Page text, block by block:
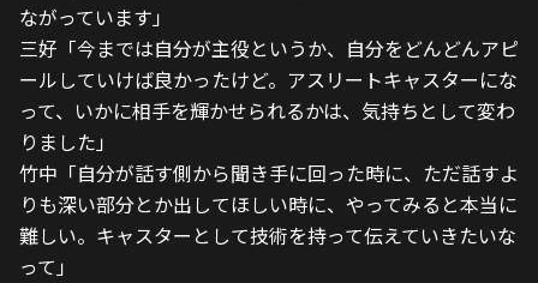
ながっています」
三好「今までは自分が主役というか、自分をどんどんアピ
ールしていけば良かったけど。アスリートキャスターにな
って、いかに相手を輝かせられるかは、気持ちとして変わ
りました」
竹中「自分が話す側から聞き手に回った時に、ただ話すよ
りも深い部分とか出してほしい時に、やってみると本当に
難しい。キャスターとして技術を持って伝えていきたいな
って」